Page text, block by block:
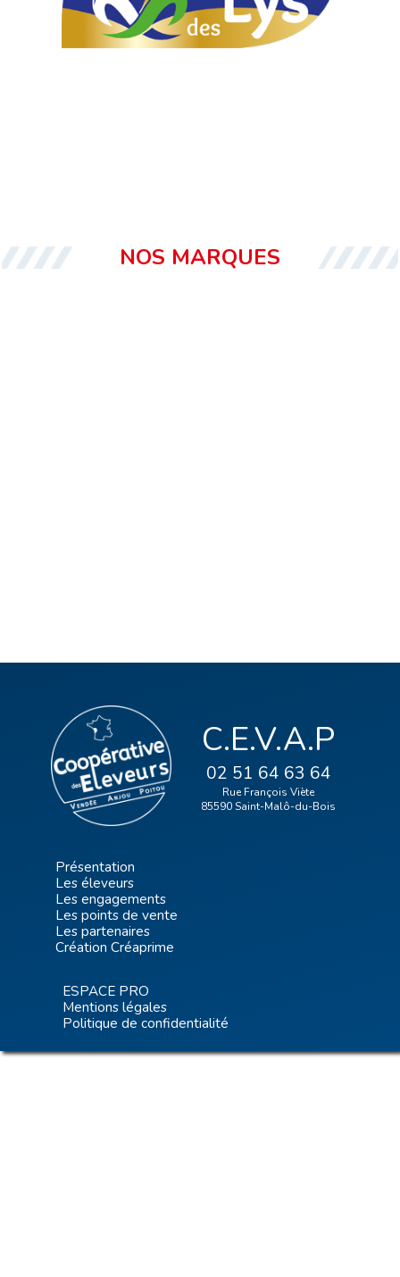
NOS MARQUES
C.E.V.A.P
02 51 64 63 64
Rue François Viète
85590 Saint-Malô-du-Bois
Présentation
Les éleveurs
Les engagements
Les points de vente
Les partenaires
Création Créaprime
ESPACE PRO
Mentions légales
Politique de confidentialité